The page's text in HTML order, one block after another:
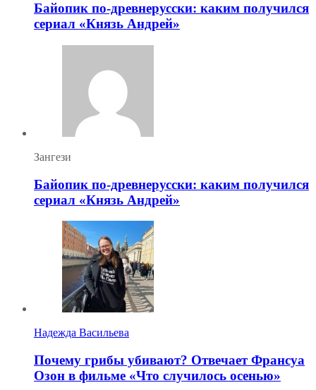
Байопик по-древнерусски: каким получился
сериал «Князь Андрей»
Зангези
Байопик по-древнерусски: каким получился
сериал «Князь Андрей»
Надежда Васильева
Почему грибы убивают? Отвечает Франсуа
Озон в фильме «Что случилось осенью»